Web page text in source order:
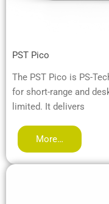
PST Pico
The PST Pico is PS-
for short-range and
limited. It delivers
More…